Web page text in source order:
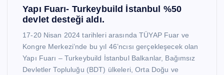
Yapı Fuarı- Turkeybuild İstanbul %50
devlet desteği aldı.
17-20 Nisan 2024 tarihleri arasında TÜYAP Fuar ve
Kongre Merkezi’nde bu yıl 46’ncısı gerçekleşecek olan
Yapı Fuarı – Turkeybuild İstanbul Balkanlar, Bağımsız
Devletler Topluluğu (BDT) ülkeleri, Orta Doğu ve